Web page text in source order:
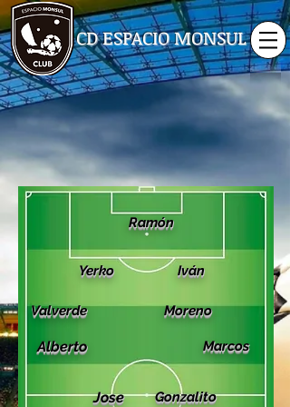
CD ESPACIO MONSUL
Iván
Marcos
Gonzalito
Valverde Moreno
Yerko
Jose
Ramón
Alberto